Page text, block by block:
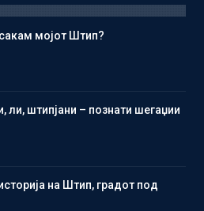
мојот Штип?
ли, штипјани – познати шегаџии
на Штип, градот под